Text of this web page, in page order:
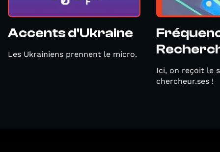
Accents d'Ukraine
Les Ukrainiens prennent le micro.
Ici, on reçoit le
chercheur.ses !